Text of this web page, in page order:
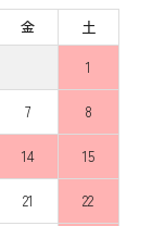
金
土
1
7 8
14 15
21 22